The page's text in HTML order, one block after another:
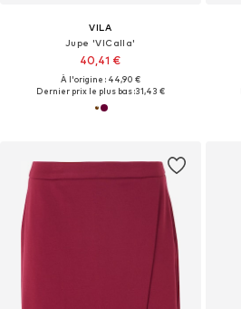
VILA
Jupe 'VICalla'
40,41 €
À l'origine : 44,90 €
Dernier prix le plus bas :31,43 €